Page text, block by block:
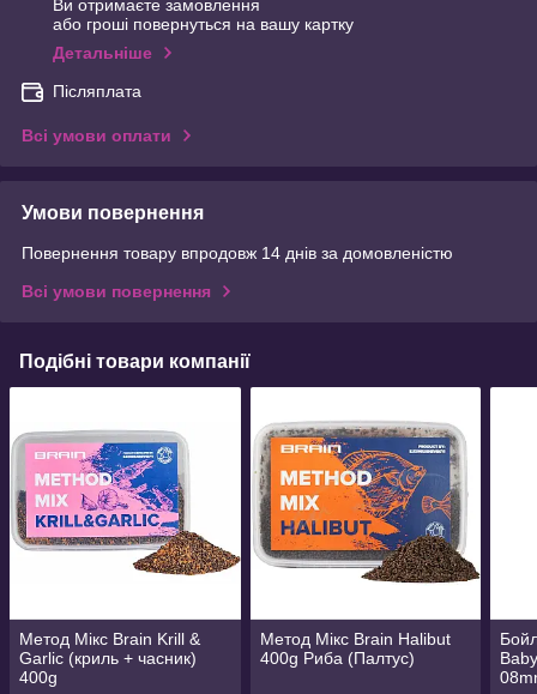
Ви отримаєте замовлення
або гроші повернуться на вашу картку
Детальніше
Післяплата
Всі умови оплати
Умови повернення
Повернення товару впродовж 14 днів за домовленістю
Всі умови повернення
Подібні товари компанії
Метод Мікс Brain Krill &
Garlic (криль + часник)
400g
Метод Мікс Brain Halibut
400g Риба (Палтус)